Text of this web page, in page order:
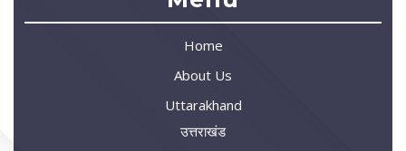
Home
About Us
Uttarakhand
उत्तराखंड